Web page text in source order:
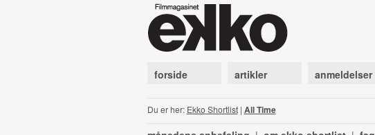
forside artikler anmeldelser
Du er her: Ekko Shortlist| All Time